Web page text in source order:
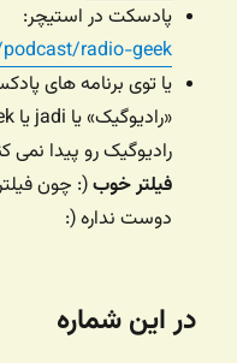
پادسکت در استیچر:
radio-geek
یا توی برنامه های
رادیوگیک رو پیدا
فیلتر خوب(: چون
دوست نداره (:
در این شماره